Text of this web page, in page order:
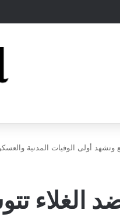
وتشهد أولى الوفيات المدنية
ضد الغلاء